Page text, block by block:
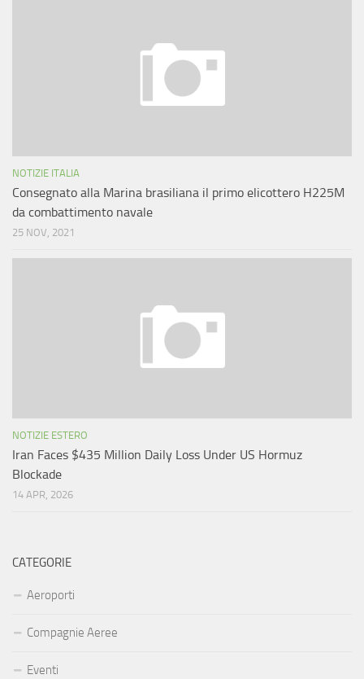
NOTIZIE ITALIA
Consegnato alla Marina brasiliana il primo elicottero H225M
da combattimento navale
25 NOV, 2021
NOTIZIE ESTERO
Iran Faces $435 Million Daily Loss Under US Hormuz
Blockade
14 APR, 2026
CATEGORIE
Aeroporti
Compagnie Aeree
Eventi